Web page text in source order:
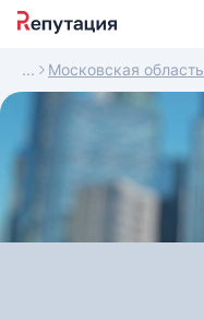
Московская область